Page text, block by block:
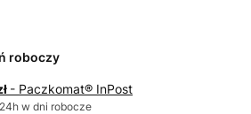
roboczy
- Paczkomat® InPost
w dni robocze